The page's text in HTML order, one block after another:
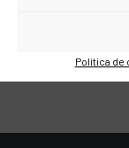
Política de